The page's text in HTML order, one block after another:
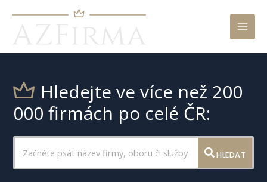
Hledejte ve více než 200
000 firmách po celé ČR:
HLEDAT